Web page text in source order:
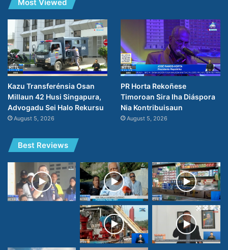
Most Viewed
Kazu Transferénsia Osan
Millaun 42 Husi Singapura,
Advogadu Sei Halo Rekursu
August 5, 2026
PR Horta Rekoñese
Timoroan Sira Iha Diáspora
Nia Kontribuisaun
August 5, 2026
Best Reviews